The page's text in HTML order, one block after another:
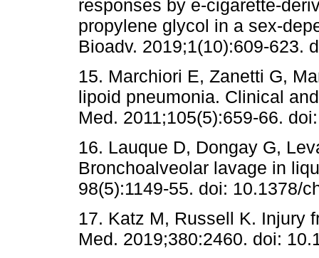
responses by e-cigarette-
propylene glycol in a sex-
Bioadv. 2019;1(10):609-623.
15. Marchiori E, Zanetti G,
lipoid pneumonia. Clinical
Med. 2011;105(5):659-66.
16. Lauque D, Dongay G,
Bronchoalveolar lavage in
98(5):1149-55. doi: 10.1378/
17. Katz M, Russell K. Injury
Med. 2019;380:2460. doi: